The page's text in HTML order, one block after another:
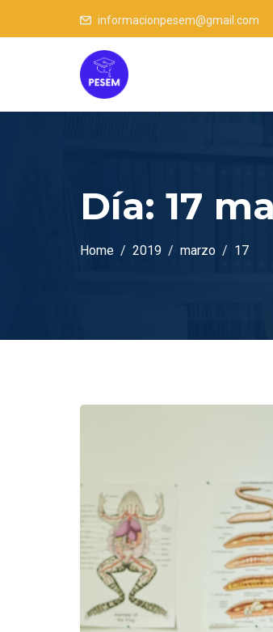
informacionpesem@gmail.com
Día: 17
Home 2019 marzo 17